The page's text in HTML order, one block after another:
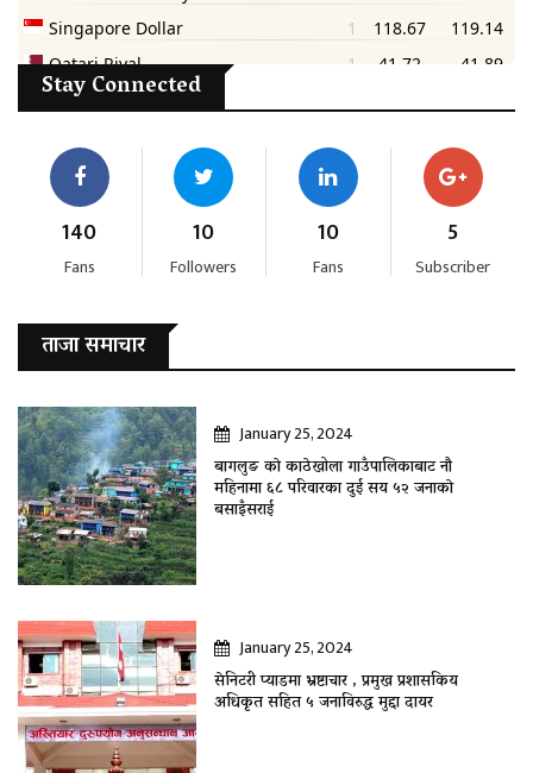
Stay Connected
140
Fans
10
Followers
10
Fans
5
Subscriber
ताजा समाचार
January 25, 2024
बागलुङ काे काठेखोला गाउँपालिकाबाट नौ
महिनामा ६८ परिवारका दुई सय ५२ जनाकाे
बसाइँसराई
January 25, 2024
सेनिटरी प्याडमा भ्रष्टाचार , प्रमुख प्रशासकिय
अधिकृत सहित ५ जनाविरुद्ध मुद्दा दायर